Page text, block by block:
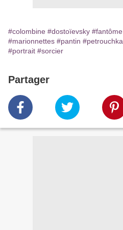
#colombine #dostoïevsky #fantôme
#marionnettes #pantin #petrouchka
#portrait #sorcier
Partager